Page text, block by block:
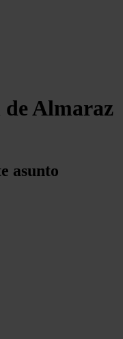
Almaraz
asunto